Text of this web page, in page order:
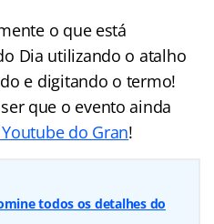
o que está
Dia utilizando o atalho
e digitando o termo!
que o evento ainda
do Gran!
todos os detalhes do